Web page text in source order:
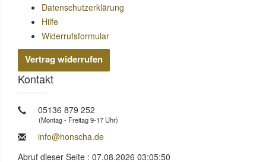
Datenschutzerklärung
Hilfe
Widerrufsformular
Vertrag widerrufen
Kontakt
05136 879 252
(Montag - Freitag 9-17 Uhr)
info@honscha.de
Abruf dieser Seite : 07.08.2026 03:05:50